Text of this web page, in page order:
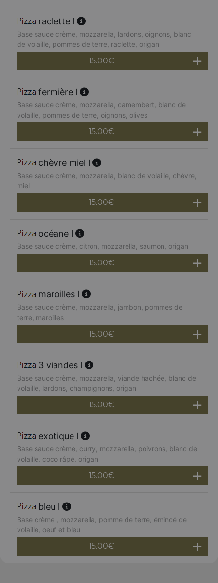
raclette l
Base sauce crème, mozzarella, lardons, oignons, blanc
de volaille, pommes de terre, raclette, origan
15.00€
fermière l
Base sauce crème, mozzarella, camembert, blanc de
volaille, pommes de terre, oignons, olives
15.00€
chèvre miel l
Base sauce crème, mozzarella, blanc de volaille, chèvre,
miel
15.00€
océane l
Base sauce crème, citron, mozzarella, saumon, origan
15.00€
maroilles l
Base sauce crème, mozzarella, jambon, pommes de
terre, maroilles
15.00€
3 viandes l
Base sauce crème, mozzarella, viande hachée, blanc de
volaille, lardons, champignons, origan
15.00€
exotique l
Base sauce crème, curry, mozzarella, poivrons, blanc de
volaille, coco râpé, origan
15.00€
bleu l
Base crème , mozzarella, pomme de terre, émincé de
volaille, oeuf et bleu
15.00€